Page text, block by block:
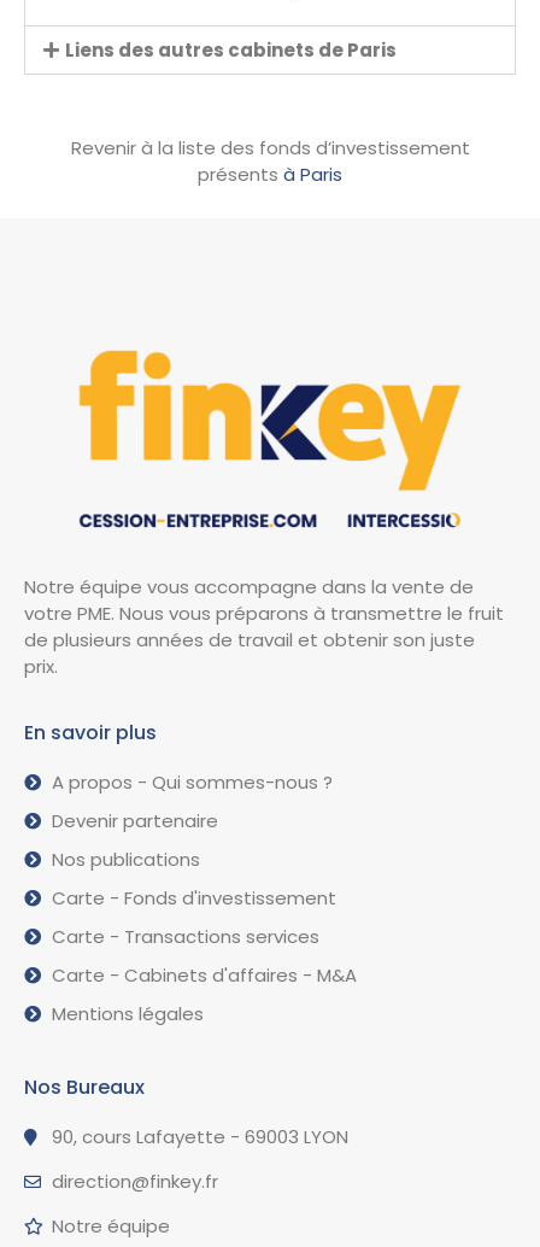
Liens des autres cabinets de Paris
Revenir à la liste des fonds d’investissement
présents à Paris
Notre équipe vous accompagne dans la vente de
votre PME. Nous vous préparons à transmettre le fruit
de plusieurs années de travail et obtenir son juste
prix.
En savoir plus
A propos - Qui sommes-nous ?
Devenir partenaire
Nos publications
Carte - Fonds d'investissement
Carte - Transactions services
Carte - Cabinets d'affaires - M&A
Mentions légales
Nos Bureaux
90, cours Lafayette - 69003 LYON
direction@finkey.fr
Notre équipe